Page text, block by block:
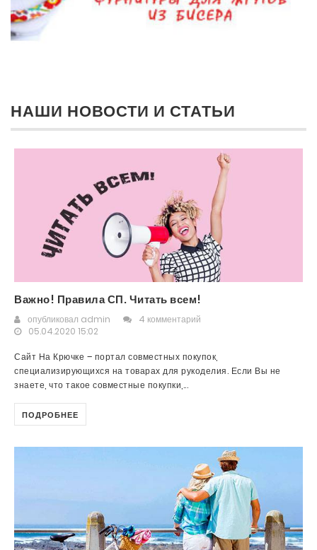
НАШИ НОВОСТИ И СТАТЬИ
Важно! Правила СП. Читать всем!
опубликовал admin
4 комментарий
05.04.2020 15:02
Сайт На Крючке – портал совместных покупок,
специализирующихся на товарах для рукоделия. Если Вы не
знаете, что такое совместные покупки,...
ПОДРОБНЕЕ